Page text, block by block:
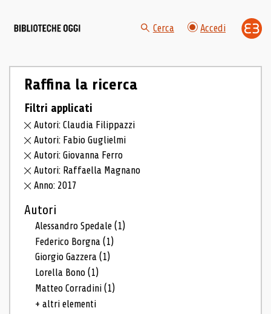
Cerca Accedi
Raffina la ricerca
Filtri applicati
Autori: Claudia Filippazzi
Autori: Fabio Guglielmi
Autori: Giovanna Ferro
Autori: Raffaella Magnano
Anno: 2017
Autori
Alessandro Spedale(1)
Federico Borgna(1)
Giorgio Gazzera(1)
Lorella Bono(1)
Matteo Corradini(1)
+ altri elementi